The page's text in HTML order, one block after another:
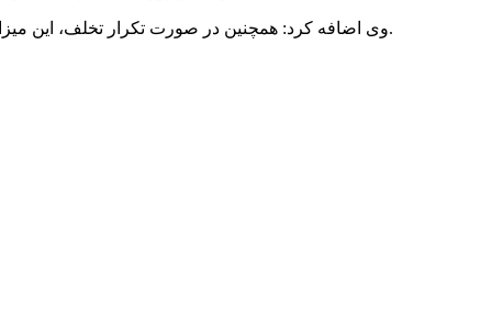
وی اضافه کرد: همچنین در صورت تکرار تخلف، این میزان جریمه دو برابر خواهد شد و در صورت عدم پرداخت این جریمه، کارفرما مطابق با ماده ۱۸۱ قانون کار به محاکم قضائی معرفی می‌شوند.